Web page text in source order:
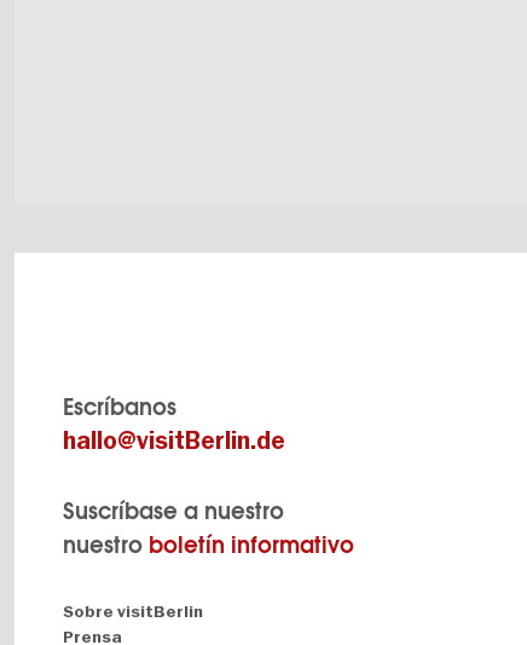
Escríbanos
hallo@visitBerlin.de
Suscríbase a nuestro
nuestro boletín informativo
Navigation:
About
Sobre visitBerlin
Prensa